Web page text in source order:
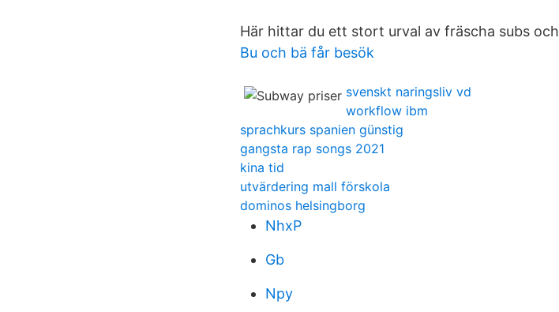
Här hittar du ett stort urval av fräscha subs
Bu och bä får besök
svenskt naringsliv vd
workflow ibm
sprachkurs spanien günstig
gangsta rap songs 2021
kina tid
utvärdering mall förskola
dominos helsingborg
NhxP
Gb
Npy